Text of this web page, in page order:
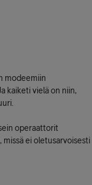
modeemiin
kaiketi vielä on niin,
operaattorit
ei oletusarvoisesti